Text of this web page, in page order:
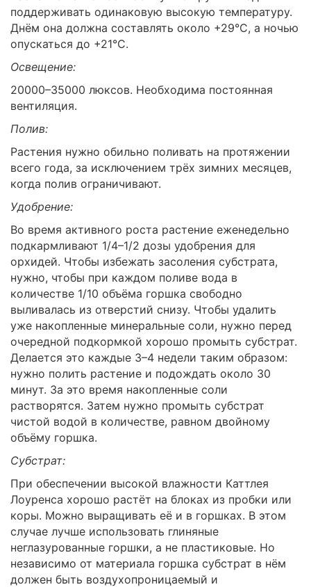
поддерживать одинаковую высокую температуру.
Днём она должна составлять около +29°C, а ночью
опускаться до +21°C.
Освещение:
20000–35000 люксов. Необходима постоянная
вентиляция.
Полив:
Растения нужно обильно поливать на протяжении
всего года, за исключением трёх зимних месяцев,
когда полив ограничивают.
Удобрение:
Во время активного роста растение еженедельно
подкармливают 1/4–1/2 дозы удобрения для
орхидей. Чтобы избежать засоления субстрата,
нужно, чтобы при каждом поливе вода в
количестве 1/10 объёма горшка свободно
выливалась из отверстий снизу. Чтобы удалить
уже накопленные минеральные соли, нужно перед
очередной подкормкой хорошо промыть субстрат.
Делается это каждые 3–4 недели таким образом:
нужно полить растение и подождать около 30
минут. За это время накопленные соли
растворятся. Затем нужно промыть субстрат
чистой водой в количестве, равном двойному
объёму горшка.
Субстрат:
При обеспечении высокой влажности Каттлея
Лоуренса хорошо растёт на блоках из пробки или
коры. Можно выращивать её и в горшках. В этом
случае лучше использовать глиняные
неглазурованные горшки, а не пластиковые. Но
независимо от материала горшка субстрат в нём
должен быть воздухопроницаемый и